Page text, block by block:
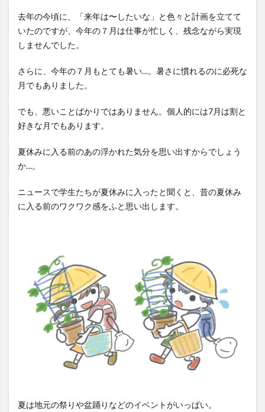
去年の今頃に、「来年は〜したいな」と色々と計画を立てて
いたのですが、今年の７月は仕事が忙しく、残念ながら実現
しませんでした。
さらに、今年の７月もとても暑い…。暑さに慣れるのに必死な
月でもありました。
でも、悪いことばかりではありません。個人的には7月は割と
好きな月でもあります。
夏休みに入る前のあの浮かれた気分を思い出すからでしょう
か…。
ニュースで学生たちが夏休みに入ったと聞くと、昔の夏休み
に入る前のワクワク感をふと思い出します。
夏は地元の祭りや盆踊りなどのイベントがいっぱい。